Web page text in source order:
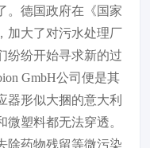
。德国政府在《国家
加大了对污水处理厂
纷纷开始寻求新的过
GmbH公司便是其
器形似大捆的意大利
塑料都无法穿透。
除药物残留等微污染